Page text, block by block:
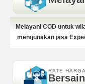
Melayani COD untuk
mengunakan jasa
RATE HARGA